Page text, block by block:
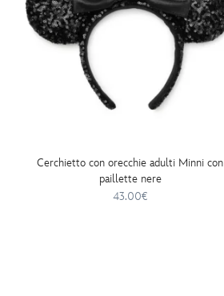
Cerchietto con orecchie adulti Minni con
paillette nere
43.00€